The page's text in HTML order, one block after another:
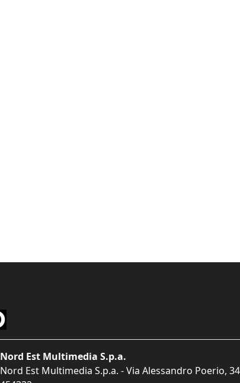
Nord Est Multimedia S.p.a.
Nord Est Multimedia S.p.a. - Via Alessandro Poerio,